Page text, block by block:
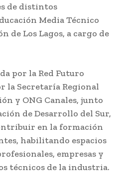
de distintos
Media Técnico
de Los Lagos, a cargo de
por la Red Futuro
la Secretaría Regional
y ONG Canales, junto
de Desarrollo del Sur,
en la formación
habilitando espacios
empresas y
técnicos de la industria.